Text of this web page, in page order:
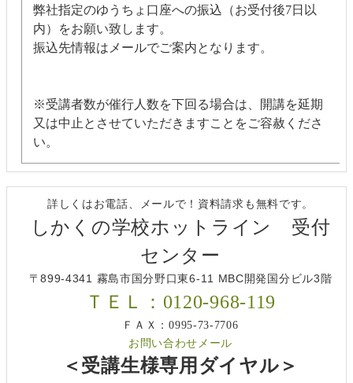
弊社指定のゆうちょ口座への振込（お受付後7日以
内）をお願い致します。
振込先情報はメールでご案内となります。
※受講者数が催行人数を下回る場合は、開講を延期
又は中止とさせていただきますことをご容赦くださ
い。
詳しくはお電話、メールで！資料請求も無料です。
しかくの学校ホットライン 受付
センター
〒899-4341 霧島市国分野口東6-11 MBC開発国分ビル3階
ＴＥＬ：0120-968-119
ＦＡＸ：0995-73-7706
お問い合わせメール
＜受講生様専用ダイヤル＞